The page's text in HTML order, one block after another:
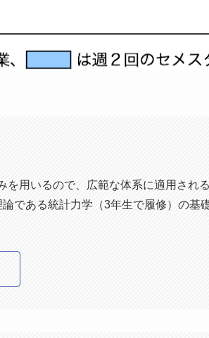
用いるので、広範な体系に適用され
である統計力学（3年生で履修）の